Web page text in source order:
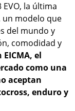
la última
un modelo que
del mundo y
comodidad y
el
como una
aceptan
enduro y